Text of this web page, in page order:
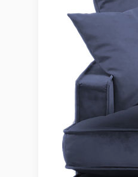
Möbelvård
Möbel och textilvård